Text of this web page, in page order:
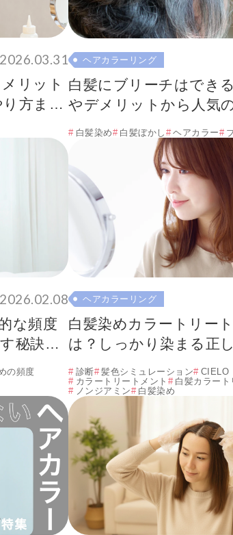
2026.03.31
リット
方まで
ヘアカラーリング
白髪にブリーチはでき
やデメリットから人気
まで徹底解説！
白髪染め 白髪ぼかし ヘアカラー
2026.02.08
な頻度
秘訣も
の頻度
ヘアカラーリング
白髪染めカラートリー
は？しっかり染まる正
で解説
診断 髪色シミュレーション
CIELO
カラートリートメント
白髪カラート
ノンジアミン
白髪染め